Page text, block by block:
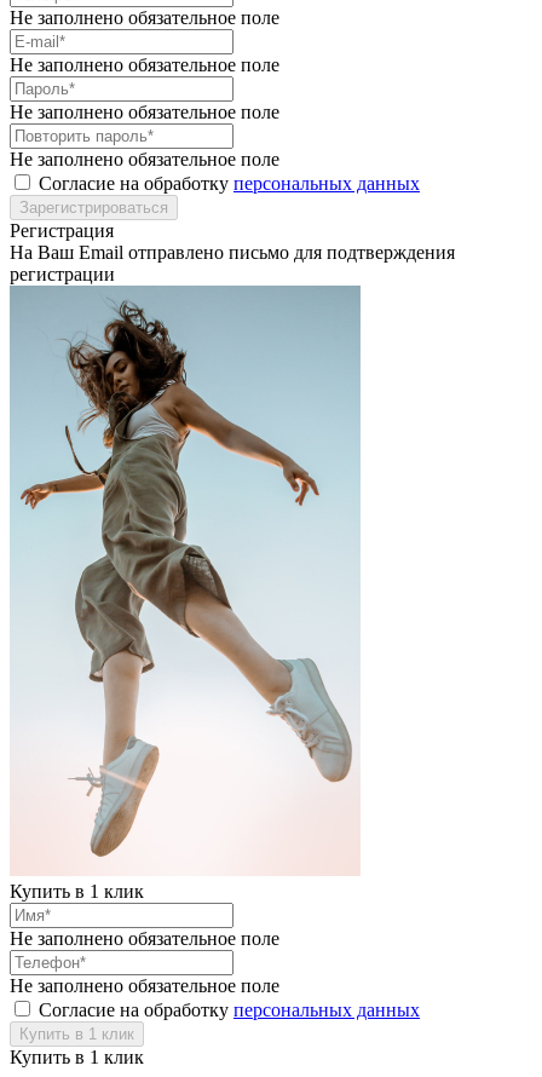
Не заполнено обязательное поле
Не заполнено обязательное поле
Не заполнено обязательное поле
Не заполнено обязательное поле
Согласие на обработку персональных данных
Регистрация
На Ваш Email отправлено письмо для подтверждения
регистрации
Купить в 1 клик
Не заполнено обязательное поле
Не заполнено обязательное поле
Согласие на обработку персональных данных
Купить в 1 клик